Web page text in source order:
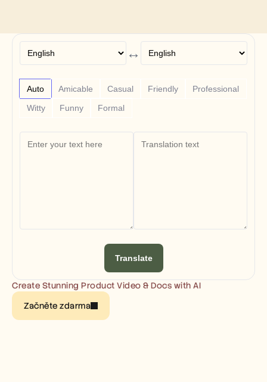
Create Stunning Product Video & Docs with AI
Začněte zdarma
↔
Auto Amicable Casual Friendly
Professional
Witty
Funny Formal
Translate
Pricing
Careers
Free Tools
FAQs
Announcement
Partner Program
USECASES
Change Management
Sales Enablement
Product Marketing
Customer Success